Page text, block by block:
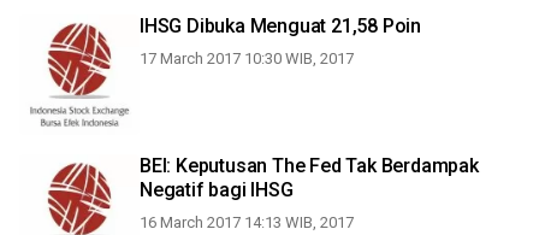
IHSG Dibuka Menguat 21,58 Poin
17 March 2017 10:30 WIB, 2017
BEI: Keputusan The Fed Tak Berdampak
Negatif bagi IHSG
16 March 2017 14:13 WIB, 2017